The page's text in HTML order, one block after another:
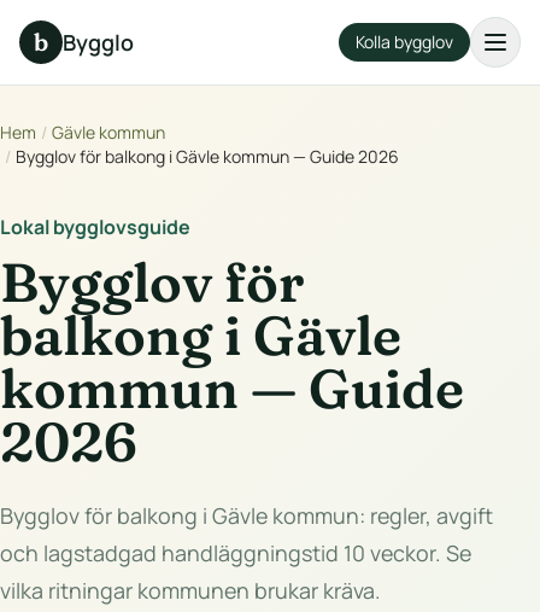
b Bygglo Kolla bygglov
Hem / Gävle kommun
/ Bygglov för balkong i Gävle kommun — Guide 2026
Lokal bygglovsguide
Bygglov för
balkong i Gävle
kommun — Guide
2026
Bygglov för balkong i Gävle kommun: regler, avgift
och lagstadgad handläggningstid 10 veckor. Se
vilka ritningar kommunen brukar kräva.